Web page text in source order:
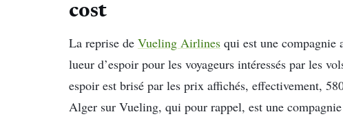
cost
La reprise de Vueling Airlines qui est une compagnie
lueur d’espoir pour les voyageurs intéressés par les
espoir est brisé par les prix affichés, effectivement,
Alger sur Vueling, qui pour rappel, est une